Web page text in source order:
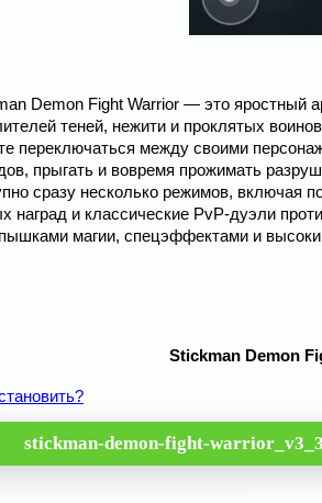
Demon Fight Warrior — это яростный
теней, нежити и проклятых
переключаться между своими
прыгать и вовремя прожимать
сразу несколько режимов, включая
наград и классические PvP-дуэли
магии, спецэффектами и
Stickman Demon
stickman-demon-fight-